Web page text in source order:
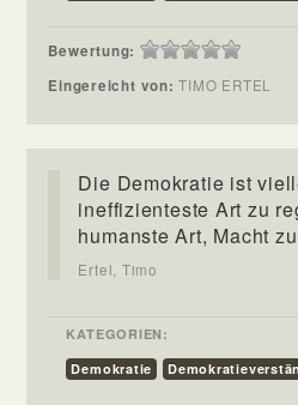
Bewertung:
Eingereicht von:TIMO ERTEL
Die Demokratie ist
ineffizienteste Art zu
humanste Art, Macht
Ertel, Timo
KATEGORIEN:
Demokratie